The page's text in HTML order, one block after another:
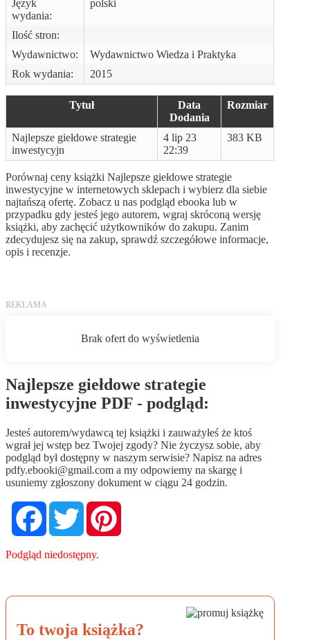
Język
wydania:
polski
Ilość stron:
Wydawnictwo:
Wydawnictwo Wiedza i Praktyka
Rok wydania:
2015
Tytuł
Data
Dodania
Rozmiar
Najlepsze giełdowe strategie
inwestycyjn
4 lip 23
22:39
383 KB
Porównaj ceny książki Najlepsze giełdowe strategie
inwestycyjne w internetowych sklepach i wybierz dla siebie
najtańszą ofertę. Zobacz u nas podgląd ebooka lub w
przypadku gdy jesteś jego autorem, wgraj skróconą wersję
książki, aby zachęcić użytkowników do zakupu. Zanim
zdecydujesz się na zakup, sprawdź szczegółowe informacje,
opis i recenzje.
Najlepsze giełdowe strategie
inwestycyjne PDF - podgląd:
Jesteś autorem/wydawcą tej książki i zauważyłeś że ktoś
wgrał jej wstęp bez Twojej zgody? Nie życzysz sobie, aby
podgląd był dostępny w naszym serwisie? Napisz na adres
pdfy.ebooki@gmail.com a my odpowiemy na skargę i
usuniemy zgłoszony dokument w ciągu 24 godzin.
FacebookTwitter
Podgląd niedostępny.
To twoja książka?